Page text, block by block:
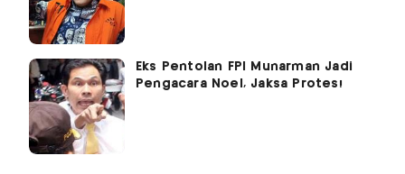
Eks Pentolan FPI Munarman Jadi
Pengacara Noel, Jaksa Protes!